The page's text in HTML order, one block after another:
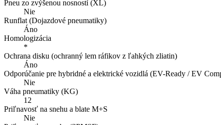
Pneu zo zvýšenou nosností (XL)
Nie
Runflat (Dojazdové pneumatiky)
Áno
Homologizácia
*
Ochrana disku (ochranný lem ráfikov z ľahkých zliatin)
Áno
Odporúčanie pre hybridné a elektrické vozidlá (EV-Ready / EV
Nie
Váha pneumatiky (KG)
12
Priľnavosť na snehu a blate M+S
Nie